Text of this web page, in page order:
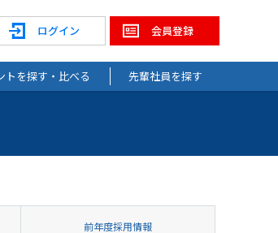
会員登録
ログイン
トを探す・比べる 先輩社員を探す
前年度採用情報